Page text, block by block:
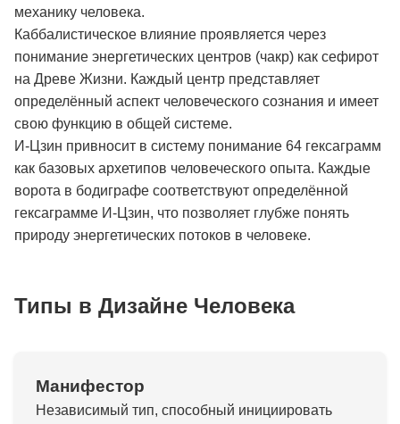
механику человека.
Каббалистическое влияние проявляется через
понимание энергетических центров (чакр) как сефирот
на Древе Жизни. Каждый центр представляет
определённый аспект человеческого сознания и имеет
свою функцию в общей системе.
И-Цзин привносит в систему понимание 64 гексаграмм
как базовых архетипов человеческого опыта. Каждые
ворота в бодиграфе соответствуют определённой
гексаграмме И-Цзин, что позволяет глубже понять
природу энергетических потоков в человеке.
Типы в Дизайне Человека
Манифестор
Независимый тип, способный инициировать